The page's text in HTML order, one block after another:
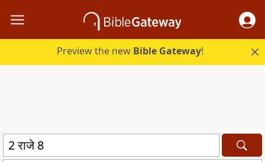
Preview the new Bible Gateway!